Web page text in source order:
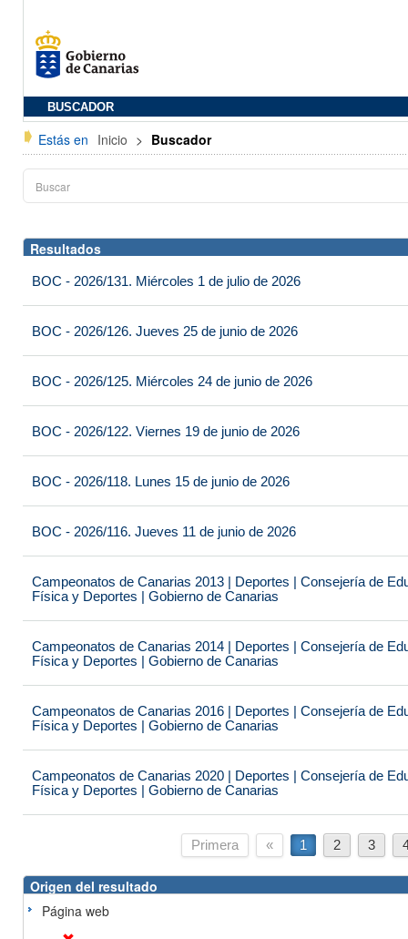
BUSCADOR
Estás en Inicio > Buscador
Resultados
BOC - 2026/131. Miércoles 1 de julio de 2026
BOC - 2026/126. Jueves 25 de junio de 2026
BOC - 2026/125. Miércoles 24 de junio de 2026
BOC - 2026/122. Viernes 19 de junio de 2026
BOC - 2026/118. Lunes 15 de junio de 2026
BOC - 2026/116. Jueves 11 de junio de 2026
Campeonatos de Canarias 2013 | Deportes | Consejería de
Física y Deportes | Gobierno de Canarias
Campeonatos de Canarias 2014 | Deportes | Consejería de
Física y Deportes | Gobierno de Canarias
Campeonatos de Canarias 2016 | Deportes | Consejería de
Física y Deportes | Gobierno de Canarias
Campeonatos de Canarias 2020 | Deportes | Consejería de
Física y Deportes | Gobierno de Canarias
Primera « 1 2 3
Origen del resultado
Página web